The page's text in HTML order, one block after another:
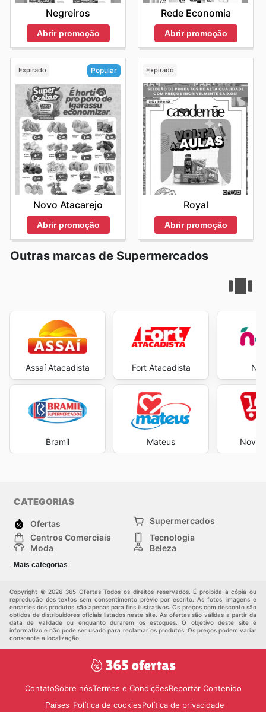
Negreiros
Abrir promoção
Rede Economia
Abrir promoção
Expirado Popular
Novo Atacarejo
Abrir promoção
Expirado
Royal
Abrir promoção
Outras marcas de Supermercados
Assaí Atacadista
Bramil
Fort Atacadista
Mateus Novo
CATEGORIAS
Ofertas
Supermercados
Centros Comerciais
Tecnologia
Moda
Beleza
Construção e jardinagem
Mais categorias
Copyright © 2026 365 Ofertas Todos os direitos reservados. É proibida a cópia ou
reprodução dos textos sem consentimento prévio por escrito. As fotos, imagens e
encartes dos produtos são apenas para fins ilustrativos. Os preços com desconto são
obtidos de distribuidores oficiais listados neste site. As ofertas são válidas a partir da
data de validade ou enquanto durarem os estoques. O objetivo deste site é
informativo e não pode ser usado para reclamar os produtos. Os preços podem variar
consoante a localização.
ContatoSobre nósTermos e CondiçõesReportar Contenido
Países Política de cookiesPolítica de privacidade